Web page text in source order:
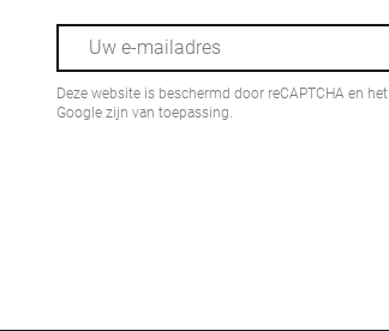
Deze website is beschermd door reCAPTCHA en het
Google zijn van toepassing.